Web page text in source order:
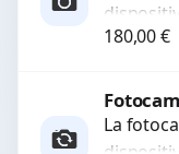
180,00€
La